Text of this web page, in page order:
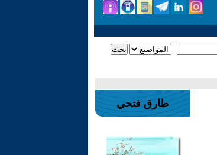
طارق فتحي